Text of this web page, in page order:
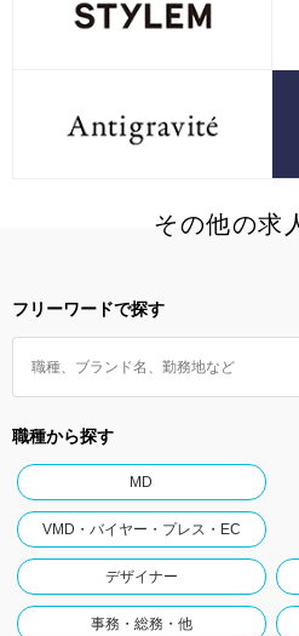
その他の求
フリーワードで探す
職種から探す
MD
VMD・バイヤー・プレス・EC
デザイナー
事務・総務・他